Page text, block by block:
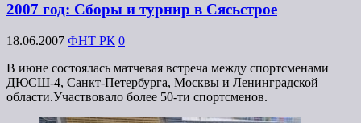
2007 год: Сборы и турнир в Сясьстрое
18.06.2007 ФНТ РК 0
В июне состоялась матчевая встреча между спортсменами
ДЮСШ-4, Санкт-Петербурга, Москвы и Ленинградской
области.Участвовало более 50-ти спортсменов.